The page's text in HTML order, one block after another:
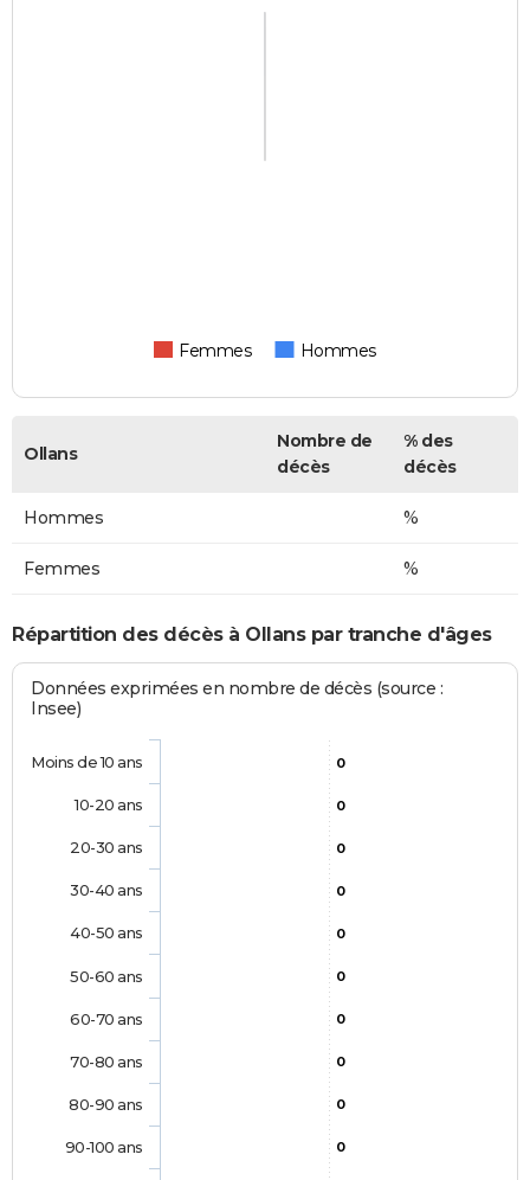
Femmes Hommes
Ollans
Nombre de
décès
% des
décès
Hommes %
Femmes %
Répartition des décès à Ollans par tranche d'âges
Données exprimées en nombre de décès (source :
Insee)
0
0
0
0
0
0
0
0
0
0
Moins de 10 ans
10-20 ans
20-30 ans
30-40 ans
40-50 ans
50-60 ans
60-70 ans
70-80 ans
80-90 ans
90-100 ans